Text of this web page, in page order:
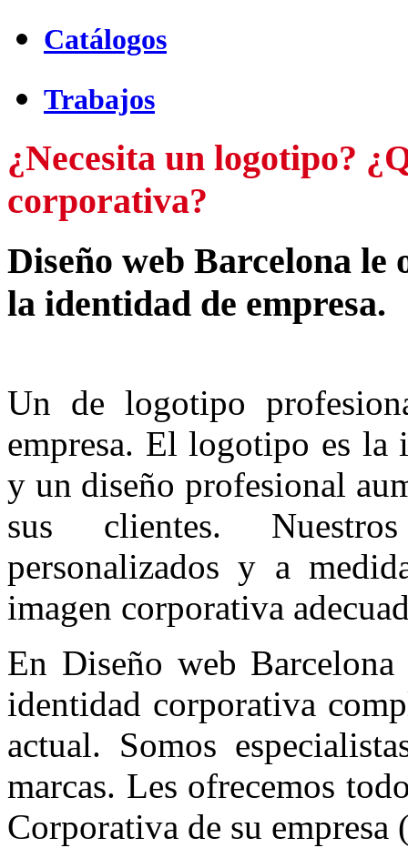
Catálogos
Trabajos
¿Necesita un logotipo?
corporativa?
Diseño web Barcelona le
la identidad de empresa.
Un de logotipo
empresa. El logotipo es la
y un diseño profesional
sus clientes.
personalizados y a
imagen corporativa
En Diseño web
identidad corporativa
actual. Somos
marcas. Les ofrecemos
Corporativa de su